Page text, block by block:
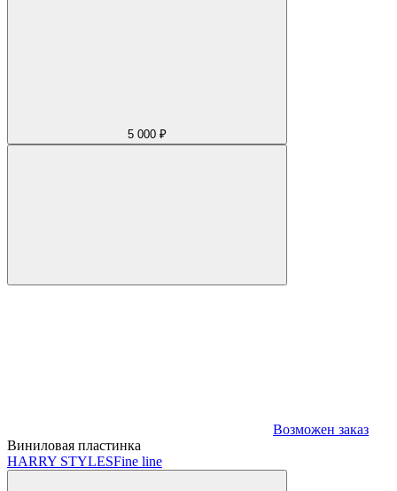
5 000 ₽
Возможен заказ
Виниловая пластинка
HARRY STYLESFine line